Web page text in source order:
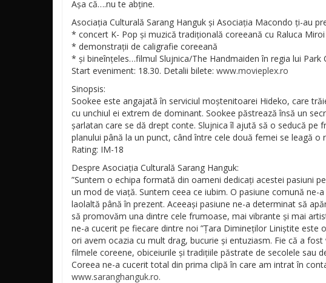
Așa că….nu te abține.
Asociația Culturală Sarang Hanguk și Asociația Macondo ți-au
* concert K- Pop și muzică tradițională coreeană cu Raluca Miroi
* demonstrații de caligrafie coreeană
* și bineînțeles…filmul Slujnica/The Handmaiden în regia lui Park
Start eveniment: 18.30. Detalii bilete: www.movieplex.ro
Sinopsis:
Sookee este angajată în serviciul moștenitoarei Hideko, care
cu unchiul ei extrem de dominant. Sookee păstrează însă un
șarlatan care se dă drept conte. Slujnica îl ajută să o seducă
planului până la un punct, când între cele două femei se leagă o
Rating: IM-18
Despre Asociația Culturală Sarang Hanguk:
”Suntem o echipa formată din oameni dedicați acestei pasiuni
un mod de viață. Suntem ceea ce iubim. O pasiune comună
laolaltă până în prezent. Aceeași pasiune ne-a determinat să
să promovăm una dintre cele frumoase, mai vibrante și mai
ne-a cucerit pe fiecare dintre noi ”Țara Dimineților Liniștite este
ori avem ocazia cu mult drag, bucurie și entuziasm. Fie că a
filmele coreene, obiceiurile și tradițiile păstrate de secolele sau
Coreea ne-a cucerit total din prima clipă în care am intrat în
www.saranghanguk.ro.